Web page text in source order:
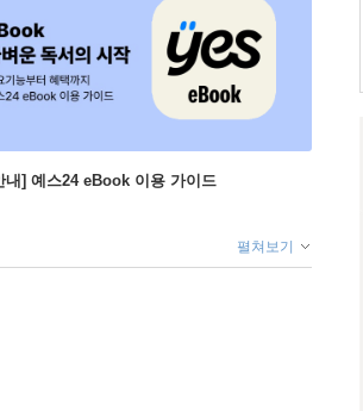
내] 예스24 eBook 이용 가이드
펼쳐보기